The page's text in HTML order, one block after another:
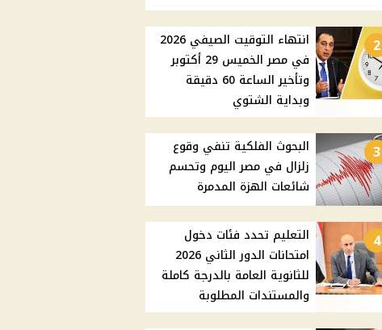
2
انتهاء التوقيت الصيفي 2026
في مصر الخميس 29 أكتوبر
وتأخير الساعة 60 دقيقة
وبداية الشتوي
3
البحوث الفلكية تنفي وقوع
زلزال في مصر اليوم وتحسم
شائعات الهزة المدمرة
4
التعليم تحدد فئات دخول
امتحانات الدور الثاني 2026
للثانوية العامة بالدرجة كاملة
والمستندات المطلوبة